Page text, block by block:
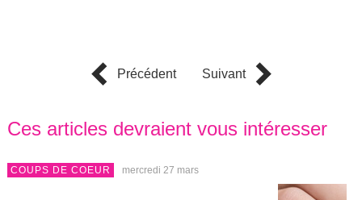
Précédent Suivant
Ces articles devraient vous intéresser
COUPS DE COEUR mercredi 27 mars